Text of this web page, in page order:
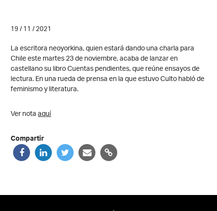
19 / 11 / 2021
La escritora neoyorkina, quien estará dando una charla para
Chile este martes 23 de noviembre, acaba de lanzar en
castellano su libro Cuentas pendientes, que reúne ensayos de
lectura. En una rueda de prensa en la que estuvo Culto habló de
feminismo y literatura.
Ver notaaquí
Compartir